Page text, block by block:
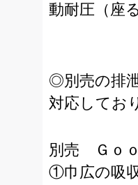
動耐圧（座
◎別売の排
対応してお
別売 Ｇｏ
①巾広の吸